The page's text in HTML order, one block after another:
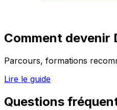
Comment devenir
Parcours, formations
Lire le guide
Questions